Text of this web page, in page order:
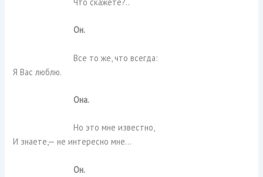
Он.
Все то же, что всегда:
Я Вас люблю.
Она.
Но это мне известно,
И знаете,— не интересно мне…
Он.